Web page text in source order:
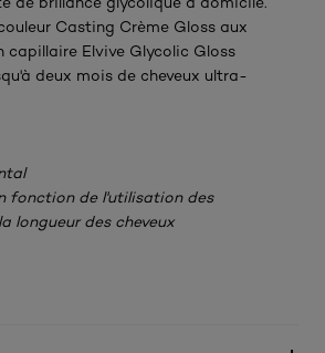
Casting Crème Gloss aux
capillaire Elvive Glycolic Gloss
deux mois de cheveux ultra-
fonction de l'utilisation des
longueur des cheveux